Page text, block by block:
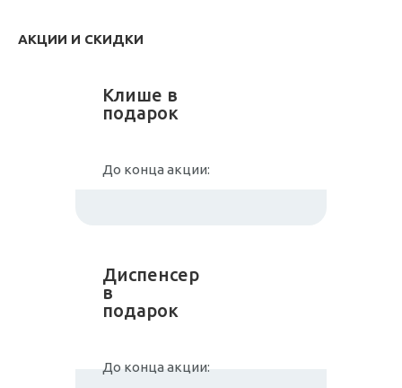
АКЦИИ И СКИДКИ
Клише в
подарок
До конца акции:
Диспенсер
в
подарок
До конца акции: